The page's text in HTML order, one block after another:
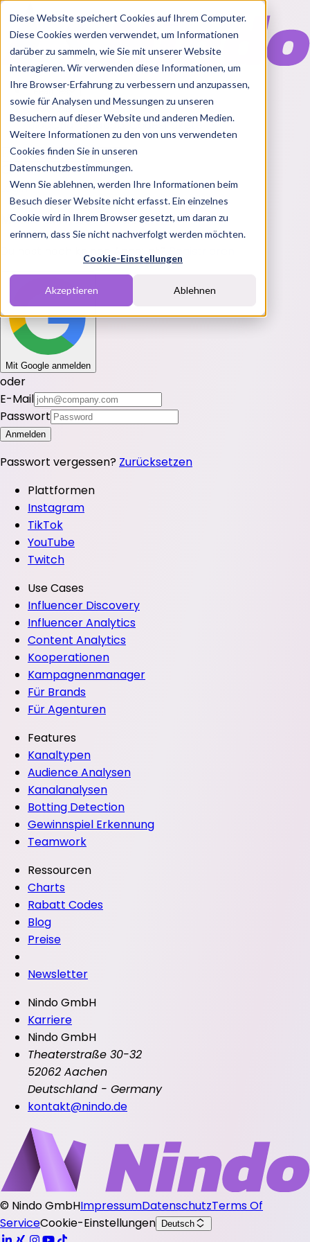
Diese Website speichert Cookies auf Ihrem Computer.
Diese Cookies werden verwendet, um Informationen
darüber zu sammeln, wie Sie mit unserer Website
interagieren. Wir verwenden diese Informationen, um
Ihre Browser-Erfahrung zu verbessern und anzupassen,
sowie für Analysen und Messungen zu unseren
Besuchern auf dieser Website und anderen Medien.
Weitere Informationen zu den von uns verwendeten
Cookies finden Sie in unseren
Datenschutzbestimmungen.
Wenn Sie ablehnen, werden Ihre Informationen beim
Besuch dieser Website nicht erfasst. Ein einzelnes
Cookie wird in Ihrem Browser gesetzt, um daran zu
erinnern, dass Sie nicht nachverfolgt werden möchten.
Cookie-Einstellungen
Akzeptieren Ablehnen
Features
Solutions
BlogChartsRabatt CodesPakete
Login
Melde dich bei Nindo an
Du hast noch keinen Account?
Mit Google anmelden
oder
E-Mail
Passwort
Anmelden
Passwort vergessen? Zurücksetzen
Plattformen
Instagram
TikTok
YouTube
Twitch
Use Cases
Influencer Discovery
Influencer Analytics
Content Analytics
Kooperationen
Kampagnenmanager
Für Brands
Für Agenturen
Features
Kanaltypen
Audience Analysen
Kanalanalysen
Botting Detection
Gewinnspiel Erkennung
Teamwork
Ressourcen
Charts
Rabatt Codes
Blog
Preise
Newsletter
Nindo GmbH
Karriere
Nindo GmbH
Theaterstraße 30-32
52062 Aachen
Deutschland - Germany
kontakt@nindo.de
© Nindo GmbHImpressumDatenschutzTerms Of
ServiceCookie-Einstellungen Deutsch